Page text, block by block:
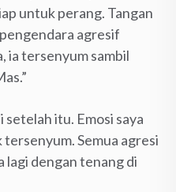
untuk perang. Tangan
agresif
ia tersenyum sambil
itu. Emosi saya
tersenyum. Semua agresi
lagi dengan tenang di